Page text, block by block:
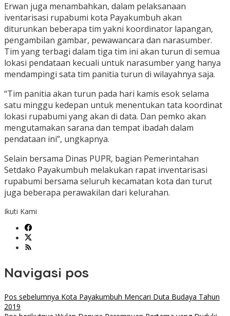
Erwan juga menambahkan, dalam pelaksanaan
iventarisasi rupabumi kota Payakumbuh akan
diturunkan beberapa tim yakni koordinator lapangan,
pengambilan gambar, pewawancara dan narasumber.
Tim yang terbagi dalam tiga tim ini akan turun di semua
lokasi pendataan kecuali untuk narasumber yang hanya
mendampingi sata tim panitia turun di wilayahnya saja.
“Tim panitia akan turun pada hari kamis esok selama
satu minggu kedepan untuk menentukan tata koordinat
lokasi rupabumi yang akan di data. Dan pemko akan
mengutamakan sarana dan tempat ibadah dalam
pendataan ini”, ungkapnya.
Selain bersama Dinas PUPR, bagian Pemerintahan
Setdako Payakumbuh melakukan rapat inventarisasi
rupabumi bersama seluruh kecamatan kota dan turut
juga beberapa perawakilan dari kelurahan.
Ikuti Kami
Navigasi pos
Pos sebelumnya Kota Payakumbuh Mencari Duta Budaya Tahun
2019